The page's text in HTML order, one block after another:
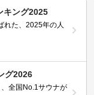
キング2025
れた、2025年の人
グ2026
全国No.1サウナが